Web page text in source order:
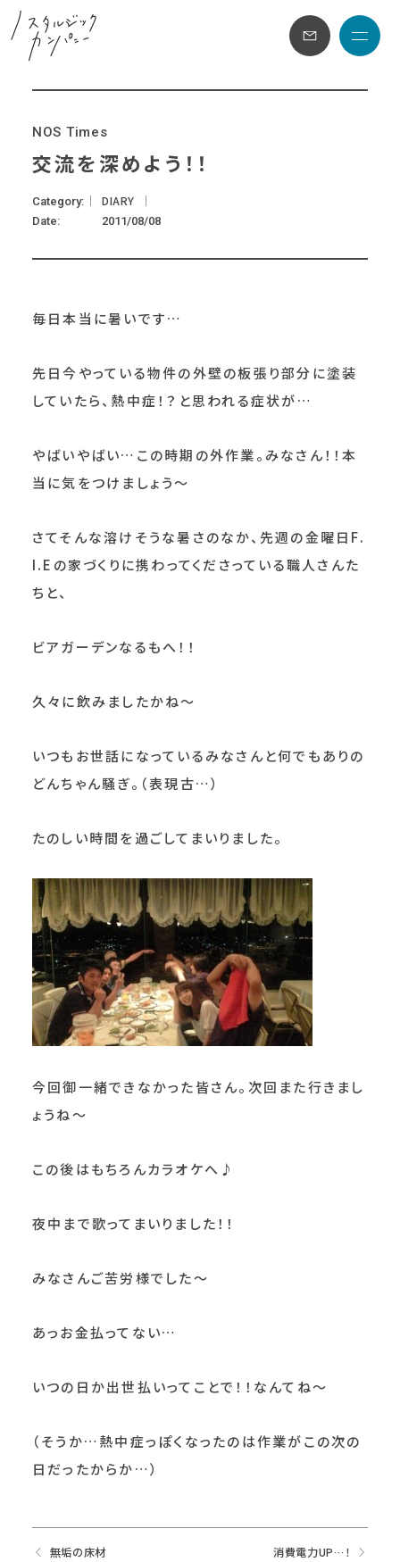
メニ
NOS Times
交流を深めよう！！
Category DIARY
Date 2011/08/08
毎日本当に暑いです…
先日今やっている物件の外壁の板張り部分に塗装
していたら、熱中症！？と思われる症状が…
やばいやばい…この時期の外作業。みなさん！！本
当に気をつけましょう～
さてそんな溶けそうな暑さのなか、先週の金曜日F.
I.Eの家づくりに携わってくださっている職人さんた
ちと、
ビアガーデンなるもへ！！
久々に飲みましたかね～
いつもお世話になっているみなさんと何でもありの
どんちゃん騒ぎ。（表現古…）
たのしい時間を過ごしてまいりました。
今回御一緒できなかった皆さん。次回また行きまし
ょうね～
この後はもちろんカラオケへ♪
夜中まで歌ってまいりました！！
みなさんご苦労様でした～
あっお金払ってない…
いつの日か出世払いってことで！！なんてね～
（そうか…熱中症っぽくなったのは作業がこの次の
日だったからか…）
無垢の床材 消費電力UP…！